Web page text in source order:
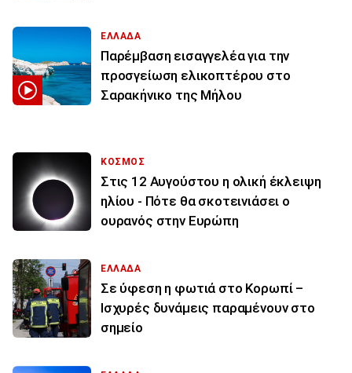
ΕΛΛΑΔΑ
Παρέμβαση εισαγγελέα για την
προσγείωση ελικοπτέρου στο
Σαρακήνικο της Μήλου
ΚΟΣΜΟΣ
Στις 12 Αυγούστου η ολική έκλειψη
ηλίου - Πότε θα σκοτεινιάσει ο
ουρανός στην Ευρώπη
ΕΛΛΑΔΑ
Σε ύφεση η φωτιά στο Κορωπί –
Ισχυρές δυνάμεις παραμένουν στο
σημείο